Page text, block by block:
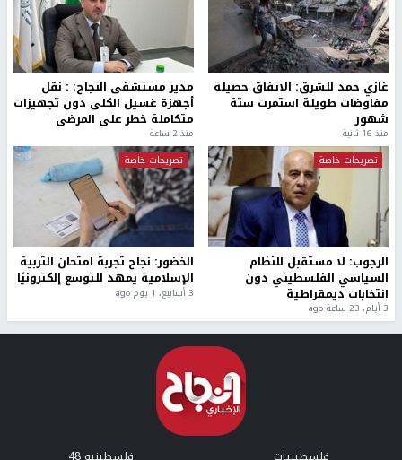
غازي حمد للشرق: الاتفاق حصيلة
مفاوضات طويلة استمرت ستة
شهور
منذ 16 ثانية
مدير مستشفى النجاح: : نقل
أجهزة غسيل الكلى دون تجهيزات
متكاملة خطر على المرضى
منذ 2 ساعة
تصريحات خاصة
الرجوب: لا مستقبل للنظام
السياسي الفلسطيني دون
انتخابات ديمقراطية
3 أيام، 23 ساعة ago
تصريحات خاصة
الخضور: نجاح تجربة امتحان التربية
الإسلامية يمهد للتوسع إلكترونيًا
3 أسابيع، 1 يوم ago